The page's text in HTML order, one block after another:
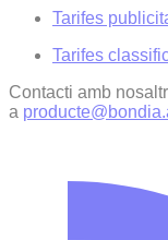
Tarifes
Tarifes
Contacti amb
a